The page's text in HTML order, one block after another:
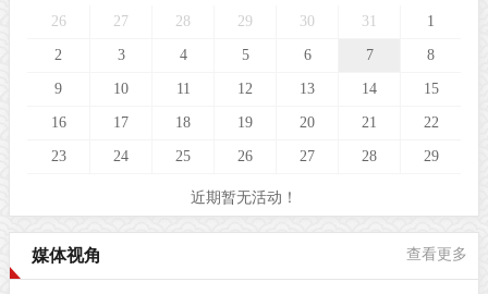
26 27 28 29 30 31 1
2 3 4 5 6 7 8
9 10 11 12 13 14 15
16 17 18 19 20 21 22
23 24 25 26 27 28 29
近期暂无活动！
媒体视角 查看更多